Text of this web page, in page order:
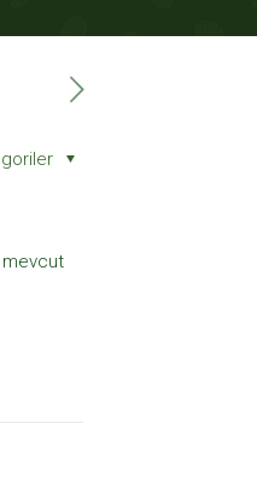
mevcut